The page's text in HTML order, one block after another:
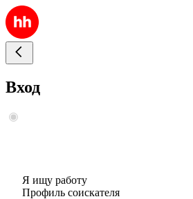
Вход
Я ищу работу
Профиль соискателя